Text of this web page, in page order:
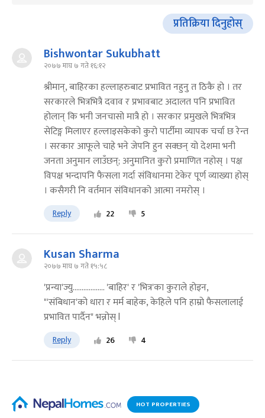
प्रतिक्रिया दिनुहोस्
Bishwontar Sukubhatt
२०७७ माघ ७ गते १६:१२
श्रीमान्, बाहिरका हल्लाहरुबाट प्रभावित नहुनु त ठिकै हो । तर
सरकारले भित्रभित्रै दवाव र प्रभावबाट अदालत पनि प्रभावित
होलान् कि भनी जनचासो मात्रै हो । सरकार प्रमुखले भित्रभित्र
सेटिङ्ग मिलाएर हल्लाइसकेको कुरो पार्टीमा व्यापक चर्चा छ रेन्त
। सरकार आफूले चाहे भने जेपनि हुन सक्छन् यो देशमा भनी
जनता अनुमान लाउँछन्; अनुमानित कुरो प्रमाणित नहोस् । पक्ष
विपक्ष भन्दापनि फैसला गर्दा संविधानमा टेकेर पूर्ण व्याख्या होस्
। कसैगरी नि वर्तमान संविधानको आत्मा नमरोस् ।
Reply 22 5
Kusan Sharma
२०७७ माघ ७ गते १५:५८
'प्रन्या'ज्यु.................. 'बाहिर' र 'भित्र'का कुराले होइन,
"'संबिधान'को धारा र मर्म बाहेक, केहिले पनि हाम्रो फैसलालाई
प्रभावित पार्दैन" भन्नोस् l
Reply 26 4
HOT PROPERTIES